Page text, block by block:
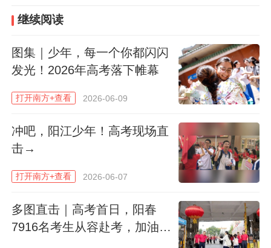
6月7日八点，广州市第七中学考点，老师给予考生拥抱
6月7日早上8点，华师附中考点交警与考生击掌。
继续阅读
图集｜少年，每一个你都闪闪
发光！2026年高考落下帷幕
打开南方+查看 2026-06-09
冲吧，阳江少年！高考现场直
击→
打开南方+查看 2026-06-07
多图直击｜高考首日，阳春
7916名考生从容赴考，加油少